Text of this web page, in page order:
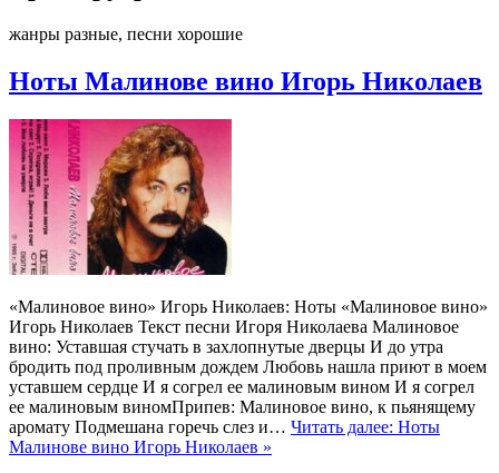
жанры разные, песни хорошие
Ноты Малинове вино Игорь Николаев
«Малиновое вино» Игорь Николаев: Ноты «Малиновое вино»
Игорь Николаев Текст песни Игоря Николаева Малиновое
вино: Уставшая стучать в захлопнутые дверцы И до утра
бродить под проливным дождем Любовь нашла приют в моем
уставшем сердце И я согрел ее малиновым вином И я согрел
ее малиновым виномПрипев: Малиновое вино, к пьянящему
аромату Подмешана горечь слез и… Читать далее: Ноты
Малинове вино Игорь Николаев »